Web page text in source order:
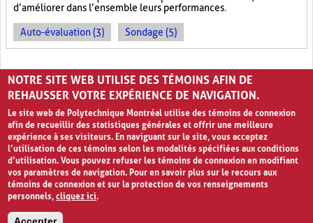
d’améliorer dans l’ensemble leurs performances.
Auto-évaluation (3) Sondage (5)
PAGES
« ‹ 1 2 3 4 5 › »
NOTRE SITE WEB UTILISE DES TÉMOINS AFIN DE
REHAUSSER VOTRE EXPÉRIENCE DE NAVIGATION.
Le site web de Polytechnique Montréal utilise des témoins de connexion
afin de recueillir des statistiques générales et offrir une meilleure
expérience à ses visiteurs. En naviguant sur le site, vous acceptez
l’utilisation de ces témoins selon les modalités spécifiées aux conditions
d’utilisation. Vous pouvez refuser les témoins de connexion en modifiant
vos paramètres de navigation. Pour en savoir plus sur le recours aux
témoins de connexion et sur la protection de vos renseignements
personnels,cliquez ici.